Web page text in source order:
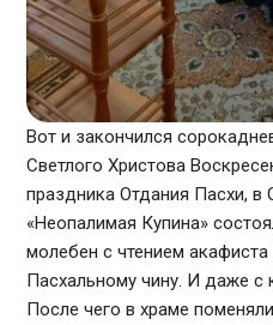
Вот и закончился
Светлого Христова
праздника Отдания Пасхи,
«Неопалимая Купина»
молебен с чтением
Пасхальному чину. И даже
После чего в храме